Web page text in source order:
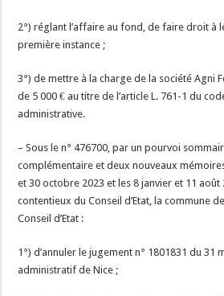
2°) réglant l’affaire au fond, de faire droit à
première instance ;
3°) de mettre à la charge de la société Agni
de 5 000 € au titre de l’article L. 761-1 du
administrative.
– Sous le n° 476700, par un pourvoi
complémentaire et deux nouveaux
et 30 octobre 2023 et les 8 janvier et 11 août
contentieux du Conseil d’Etat, la commune
Conseil d’Etat :
1°) d’annuler le jugement n° 1801831 du 31
administratif de Nice ;